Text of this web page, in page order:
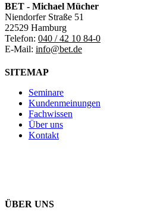
BET - Michael Mücher
Niendorfer Straße 51
22529 Hamburg
Telefon: 040 / 42 10 84-0
E-Mail: info@bet.de
SITEMAP
Seminare
Kundenmeinungen
Fachwissen
Über uns
Kontakt
ÜBER UNS